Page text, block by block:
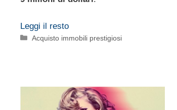
Leggi il resto
Categorie
Acquisto immobili prestigiosi